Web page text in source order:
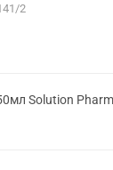
2
Solution Pharm